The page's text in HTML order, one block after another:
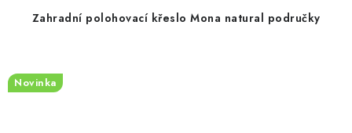
Zahradní polohovací křeslo Mona natural područky
Novinka